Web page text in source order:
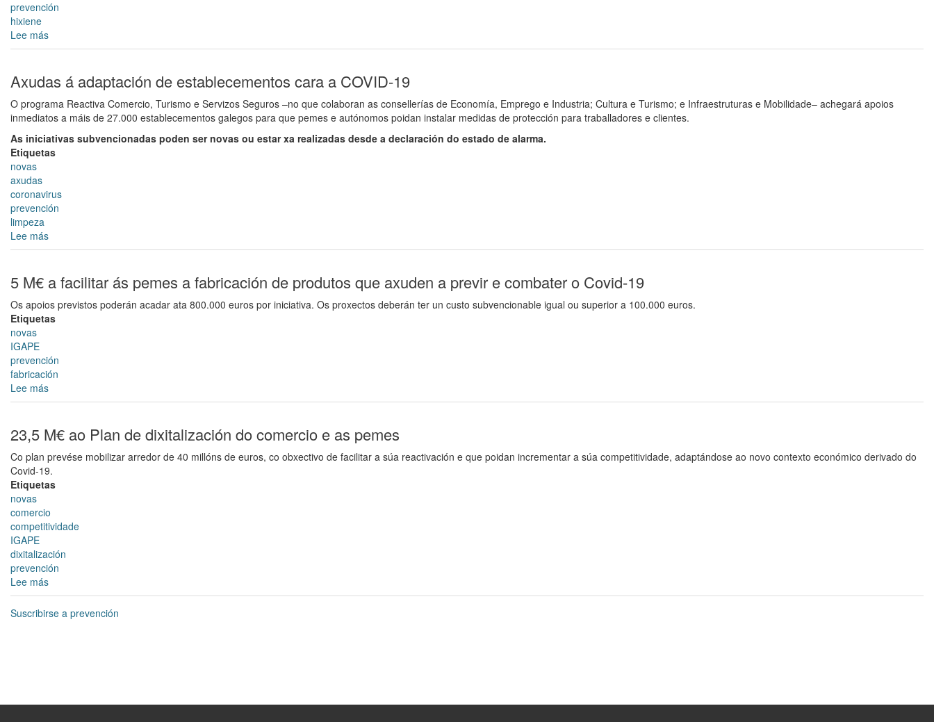
a
igualdade
á
prevención
das
violencias
machistas
prevención
hixiene
Lee más
Medidas
de
prevención,
contención
e
coordinación
para
facer
crise
sanitaria
Axudas á adaptación de establecementos cara a COVID-19
O programa Reactiva Comercio, Turismo e Servizos Seguros –no que colaboran as consellerías de Economía, Emprego e Industria; Cultura e Turismo; e Infraestruturas e Mobilidade– achegará apoios
inmediatos a máis de 27.000 establecementos galegos para que pemes e autónomos poidan instalar medidas de protección para traballadores e clientes.
As iniciativas subvencionadas poden ser novas ou estar xa realizadas desde a declaración do estado de alarma.
Etiquetas
novas
axudas
coronavirus
prevención
limpeza
Lee más
Axudas
adaptación
de
establecementos
cara
19
5 M€ a facilitar ás pemes a fabricación de produtos que axuden a previr e combater o Covid-19
Os apoios previstos poderán acadar ata 800.000 euros por iniciativa. Os proxectos deberán ter un custo subvencionable igual ou superior a 100.000 euros.
Etiquetas
novas
IGAPE
prevención
fabricación
Lee más
5
a
facilitar
ás
pemes
a
de
produtos
axuden
a
e
combater
23,5 M€ ao Plan de dixitalización do comercio e as pemes
Co plan prevése mobilizar arredor de 40 millóns de euros, co obxectivo de facilitar a súa reactivación e que poidan incrementar a súa competitividade, adaptándose ao novo contexto económico derivado do
Covid-19.
Etiquetas
novas
comercio
competitividade
IGAPE
dixitalización
prevención
Lee más
23,5
M€
e
Suscribirse a prevención